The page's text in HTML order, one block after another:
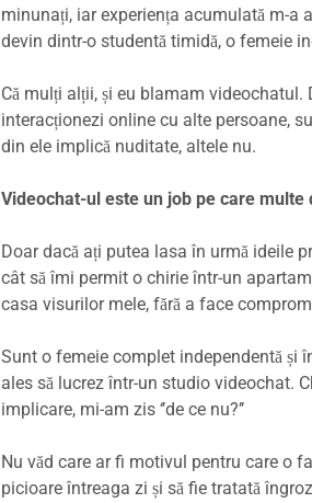
minunați, iar experiența acumulată m-a
devin dintr-o studentă timidă, o femeie
Că mulți alții, și eu blamam
interacționezi online cu alte persoane,
din ele implică nuditate, altele nu.
Videochat-ul este un job pe care
Doar dacă ați putea lasa în urmă ideile
cât să îmi permit o chirie într-un
casa visurilor mele, fără a face
Sunt o femeie complet independentă și
ales să lucrez într-un studio videochat.
implicare, mi-am zis ‘’de ce nu?’’
Nu văd care ar fi motivul pentru care o
picioare întreaga zi și să fie tratată